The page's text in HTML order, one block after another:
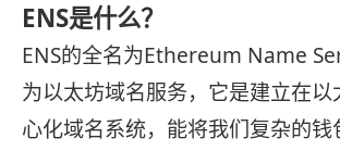
ENS是什么？
ENS的全名为Ethereum Name
为以太坊域名服务，它是建立在以
心化域名系统，能将我们复杂的钱